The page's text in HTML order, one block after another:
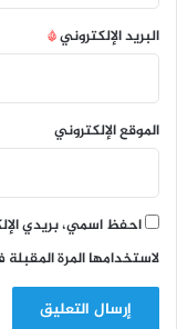
البريد الإلكتروني*
الموقع الإلكتروني
احفظ اسمي، بريدي
لاستخدامها المرة